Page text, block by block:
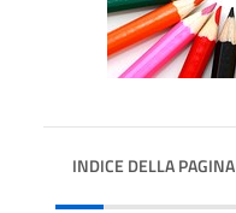
INDICE DELLA PAGINA